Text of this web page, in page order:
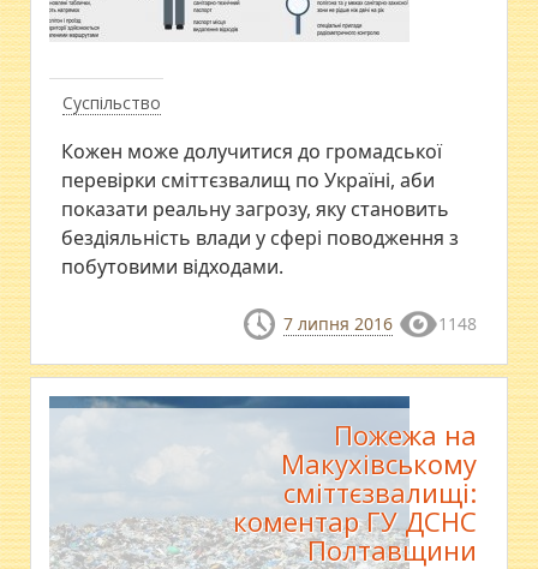
Суспільство
Кожен може долучитися до громадської
перевірки сміттєзвалищ по Україні, аби
показати реальну загрозу, яку становить
бездіяльність влади у сфері поводження з
побутовими відходами.
7 липня 2016 1148
Пожежа на
Макухівському
сміттєзвалищі:
коментар ГУ ДСНС
Полтавщини